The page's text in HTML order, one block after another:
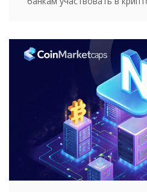
нарушителям - в деталях.